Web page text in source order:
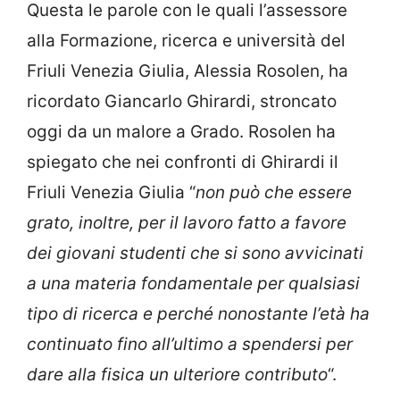
Questa le parole con le quali l’assessore
alla Formazione, ricerca e università del
Friuli Venezia Giulia, Alessia Rosolen, ha
ricordato Giancarlo Ghirardi, stroncato
oggi da un malore a Grado. Rosolen ha
spiegato che nei confronti di Ghirardi il
Friuli Venezia Giulia “non può che essere
grato, inoltre, per il lavoro fatto a favore
dei giovani studenti che si sono avvicinati
a una materia fondamentale per qualsiasi
tipo di ricerca e perché nonostante l’età ha
continuato fino all’ultimo a spendersi per
dare alla fisica un ulteriore contributo“.